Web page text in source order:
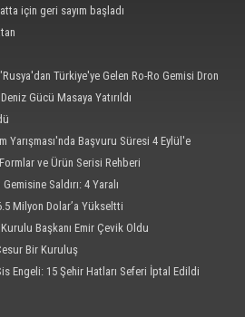
için geri sayım başladı
Türkiye'ye Gelen Ro-Ro Gemisi Dron
Gücü Masaya Yatırıldı
Yarışması'nda Başvuru Süresi 4 Eylül'e
ve Ürün Serisi Rehberi
Saldırı: 4 Yaralı
Milyon Dolar’a Yükseltti
Başkanı Emir Çevik Oldu
Bir Kuruluş
Engeli: 15 Şehir Hatları Seferi İptal Edildi